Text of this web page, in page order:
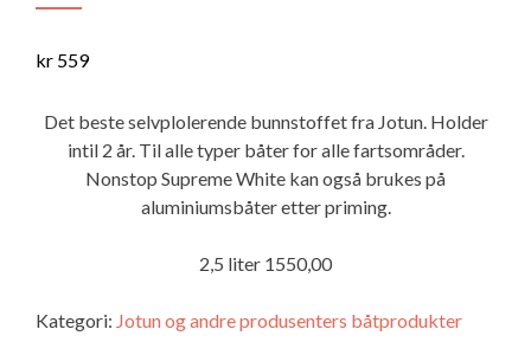
kr 559
Det beste selvplolerende bunnstoffet fra Jotun. Holder
intil 2 år. Til alle typer båter for alle fartsområder.
Nonstop Supreme White kan også brukes på
aluminiumsbåter etter priming.
2,5 liter 1550,00
Kategori: Jotun og andre produsenters båtprodukter